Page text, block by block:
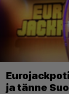
ja tänne